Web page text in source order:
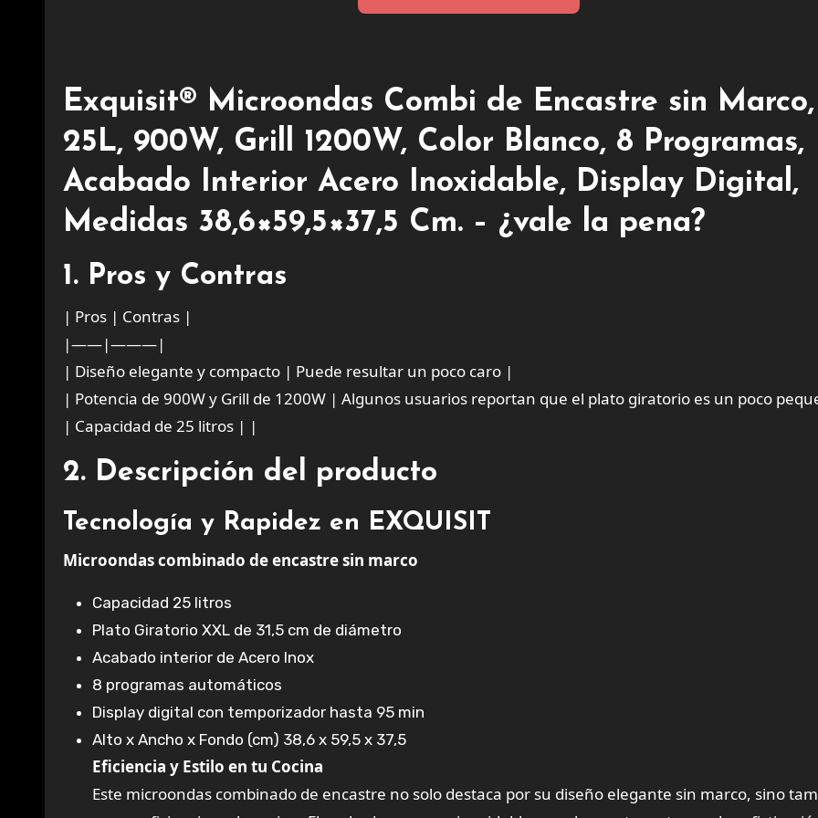
Exquisit® Microondas Combi de Encastre sin Marco,
25L, 900W, Grill 1200W, Color Blanco, 8 Programas,
Acabado Interior Acero Inoxidable, Display Digital,
Medidas 38,6×59,5×37,5 Cm. – ¿vale la pena?
1. Pros y Contras
| Pros | Contras |
|——|———|
| Diseño elegante y compacto | Puede resultar un poco caro |
| Potencia de 900W y Grill de 1200W | Algunos usuarios reportan que el plato giratorio es un poco
| Capacidad de 25 litros | |
2. Descripción del producto
Tecnología y Rapidez en EXQUISIT
Microondas combinado de encastre sin marco
Capacidad 25 litros
Plato Giratorio XXL de 31,5 cm de diámetro
Acabado interior de Acero Inox
8 programas automáticos
Display digital con temporizador hasta 95 min
Alto x Ancho x Fondo (cm) 38,6 x 59,5 x 37,5
Eficiencia y Estilo en tu Cocina
Este microondas combinado de encastre no solo destaca por su diseño elegante sin marco, sino